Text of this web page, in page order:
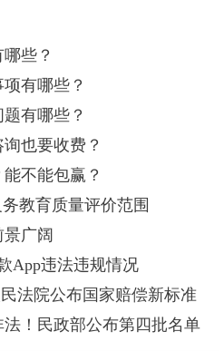
些？
有哪些？
有哪些？
也要收费？
不能包赢？
教育质量评价范围
广阔
App违法违规情况
法院公布国家赔偿新标准
！民政部公布第四批名单